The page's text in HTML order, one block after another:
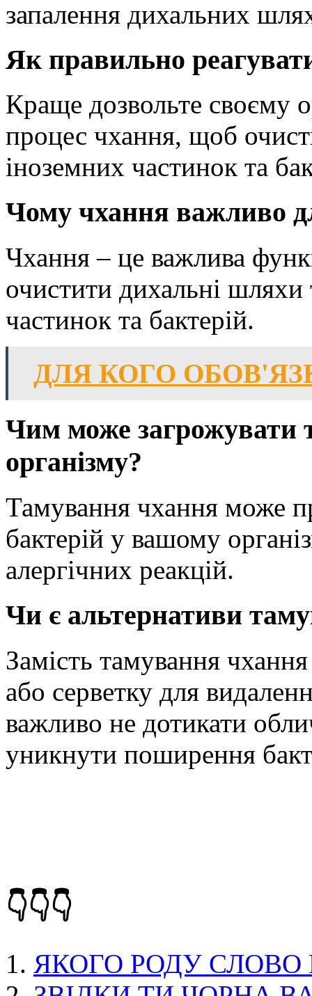
запалення дихальних
Як правильно
Краще дозвольте своєму
процес чхання, щоб
іноземних частинок та
Чому чхання важливо
Чхання – це важлива
очистити дихальні шляхи
частинок та бактерій.
ДЛЯ КОГО
Чим може загрожувати
організму?
Тамування чхання може
бактерій у вашому
алергічних реакцій.
Чи є альтернативи
Замість тамування
або серветку для
важливо не дотикати
уникнути поширення
👇👇👇
ЯКОГО РОДУ СЛОВО